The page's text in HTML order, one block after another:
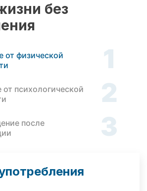
без
от физической
1
от психологической
2
после
3